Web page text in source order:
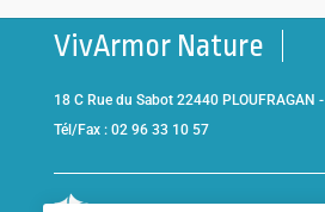
VivArmor Nature
18 C Rue du Sabot 22440 PLOUFRAGAN -
Tél/Fax : 02 96 33 10 57